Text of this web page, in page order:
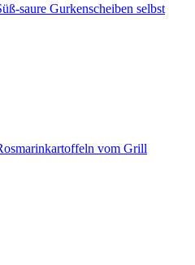
saure Gurkenscheiben selbst
vom Grill